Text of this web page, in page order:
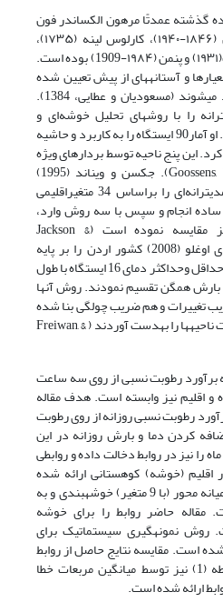
گذشته عمدتًا مرهون الکساندر فون
همبولت (۱۸۱۷)، ولادیمیرکوپن (۱۸۴۶-۱۹۴۰)، کارلوس ­لینه (۱۷۳۵)،
لورک هوارد ( ۱۸۱۵ )، تورنت­وایت(۱۹۳۱) و پنمن (۱۹۸۴-1909) بوده است.
و آستانه­های از پیش تعیین شده
به­عنوان روش­­های سنتی قلمداد می­شوند (مسعودیان و عطایی، 1384).
را با روش­های تحلیل خوشه‌ای و
مولفه‌های اصلی طبقه بندی کرد. او آمار90 ایستگاه را به کاربرد و حاشیه
این پنج ناحیه توسط بردارهای ویژه
معنی دار انتخاب شدند(Goossens, 1985). جکسن و ویناند (1995)
پهنه‌بندی بارش ایستگاه­های مدیترانه‌ای را براساس 34 متغیراقلیمی
انجام و سپس با سه روش وارد،
‌پیوند متوسط و لنس-ویلیامز مقایسه نموده است (Jackson &
Weinand,1995). فریوان و کادی اوغلو (2008) کشور اردن را بر پایه
متغیرهای بارش، ‌رطوبت نسبی، ‌حداقل وحداکثر دمای 16 ایستگاه با طول
30 سال به 3 ناحیه بارش همگن تقسیم نمودند. روش آن­ها
تغییرات و هم ضریب چولگی بنا شده
است. آن­ها براساس این ترسیمات ناحیه­ها را به­دست آوردند ( Freiwan, &
رطوبت نسبی از روی سه ساعت
و اقلیم نیز وابسته است. هدف مقاله
رطوبت نسبی روزانه از روی رطوبت
کردن دما و بارش روزانه در این
را نیز در روابط دخالت داده و روابطی
اقلیم (خوشه) کوهستانی ارائه شده
است. ایران با روش افرازبندی میانه محور (با 9 متغیر) خوشه­بندی و به
حاضر روابط را برای خوشه
روش نمونه­گیری سیستماتیک برای
است. مقایسه نتایج حاصل از روابط
ارائه شده در این مقاله با رابطه (1) نیز توسط میانگین مربعات خطا